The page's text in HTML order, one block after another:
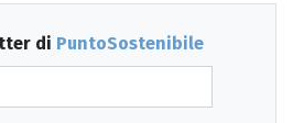
di PuntoSostenibile